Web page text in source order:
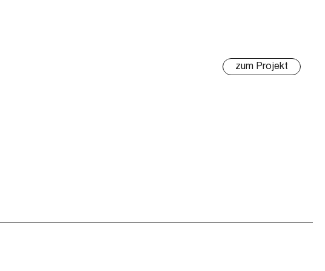
zum Projekt